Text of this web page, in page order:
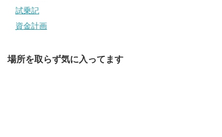
試乗記
資金計画
場所を取らず気に入ってます